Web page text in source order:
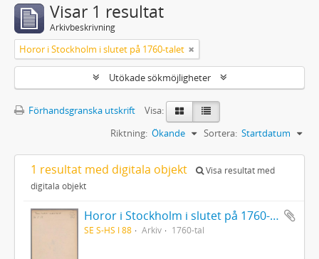
Visar 1 resultat
Arkivbeskrivning
Horor i Stockholm i slutet på 1760-talet
Utökade sökmöjligheter
Förhandsgranska utskrift
Visa:
Sortera: Startdatum
Riktning: Ökande
1 resultat med digitala objekt
Visa resultat med
digitala objekt
Horor i Stockholm i slutet på 1760-talet
SE S-HS I 88 Arkiv 1760-tal